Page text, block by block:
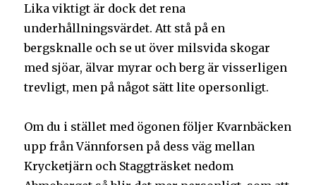
Lika viktigt är dock det rena
underhållningsvärdet. Att stå på en
bergsknalle och se ut över milsvida skogar
med sjöar, älvar myrar och berg är visserligen
trevligt, men på något sätt lite opersonligt.
Om du i stället med ögonen följer Kvarnbäcken
upp från Vännforsen på dess väg mellan
Krycketjärn och Staggträsket nedom